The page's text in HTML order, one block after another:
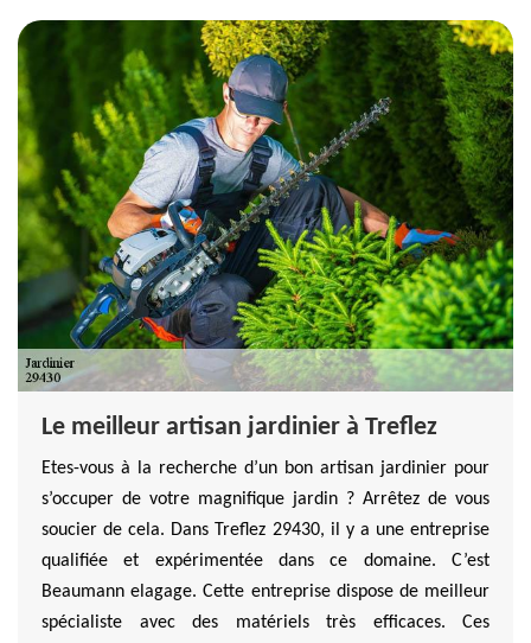
Le meilleur artisan jardinier à Treflez
Etes-vous à la recherche d’un bon artisan jardinier pour
s’occuper de votre magnifique jardin ? Arrêtez de vous
soucier de cela. Dans Treflez 29430, il y a une entreprise
qualifiée et expérimentée dans ce domaine. C’est
Beaumann elagage. Cette entreprise dispose de meilleur
spécialiste avec des matériels très efficaces. Ces